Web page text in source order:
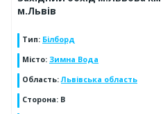
м.Львів
Тип: Білборд
Місто: Зимна Вода
Область:Львівська область
Сторона: В